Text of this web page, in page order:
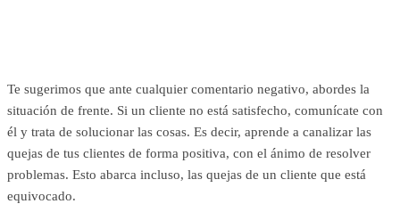
Te sugerimos que ante cualquier comentario negativo, abordes la
situación de frente. Si un cliente no está satisfecho, comunícate con
él y trata de solucionar las cosas. Es decir, aprende a canalizar las
quejas de tus clientes de forma positiva, con el ánimo de resolver
problemas. Esto abarca incluso, las quejas de un cliente que está
equivocado.